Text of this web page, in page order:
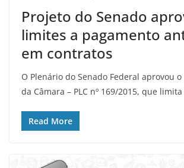
Projeto do Senado
limites a pagamento
em contratos
O Plenário do Senado Federal aprovou
da Câmara – PLC nº 169/2015, que
Read More